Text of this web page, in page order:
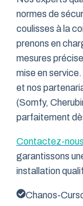
normes de
coulisses à la
prenons en
mesures
mise en
et nos
(Somfy,
parfaitement
Contactez-nous
garantissons
installation
Chanos-